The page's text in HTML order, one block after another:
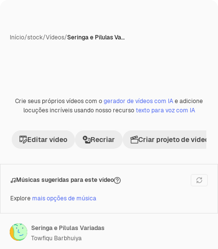
Início/stock/Vídeos/Seringa e Pílulas Va…
Premium
Crie seus próprios vídeos com ogerador de vídeos com IAe adicione
locuções incríveis usando nosso recursotexto para voz com IA
Editar vídeo Recriar Criar projeto de vídeo
Músicas sugeridas para este vídeo
Explore mais opções de música
Seringa e Pílulas Variadas
Towfiqu Barbhuiya